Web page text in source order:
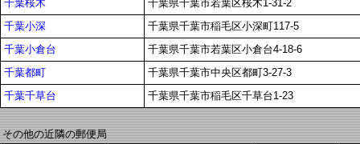
千葉桜木
千葉県千葉市若葉区桜木1-31-2
千葉小深
千葉県千葉市稲毛区小深町117-5
千葉小倉台
千葉県千葉市若葉区小倉台4-18-6
千葉都町
千葉県千葉市中央区都町3-27-3
千葉千草台
千葉県千葉市稲毛区千草台1-23
その他の近隣の郵便局